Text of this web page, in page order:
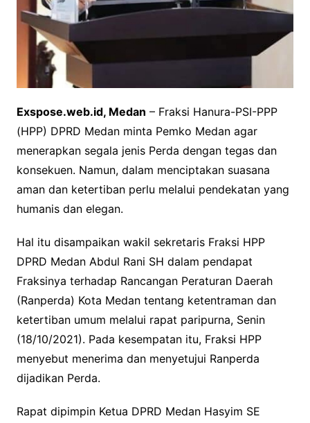
Exspose.web.id, Medan – Fraksi Hanura-PSI-PPP
(HPP) DPRD Medan minta Pemko Medan agar
menerapkan segala jenis Perda dengan tegas dan
konsekuen. Namun, dalam menciptakan suasana
aman dan ketertiban perlu melalui pendekatan yang
humanis dan elegan.
Hal itu disampaikan wakil sekretaris Fraksi HPP
DPRD Medan Abdul Rani SH dalam pendapat
Fraksinya terhadap Rancangan Peraturan Daerah
(Ranperda) Kota Medan tentang ketentraman dan
ketertiban umum melalui rapat paripurna, Senin
(18/10/2021). Pada kesempatan itu, Fraksi HPP
menyebut menerima dan menyetujui Ranperda
dijadikan Perda.
Rapat dipimpin Ketua DPRD Medan Hasyim SE